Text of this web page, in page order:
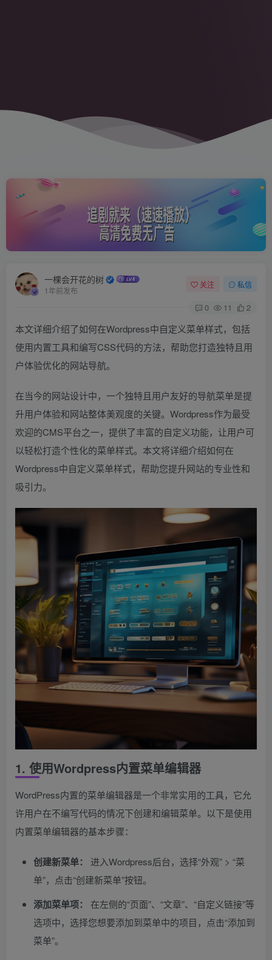
一棵会开花的树
1年前发布
关注 私信
0 11 2
本文详细介绍了如何在Wordpress中自定义菜单样式，包括
使用内置工具和编写CSS代码的方法，帮助您打造独特且用
户体验优化的网站导航。
在当今的网站设计中，一个独特且用户友好的导航菜单是提
升用户体验和网站整体美观度的关键。Wordpress作为最受
欢迎的CMS平台之一，提供了丰富的自定义功能，让用户可
以轻松打造个性化的菜单样式。本文将详细介绍如何在
Wordpress中自定义菜单样式，帮助您提升网站的专业性和
吸引力。
1. 使用Wordpress内置菜单编辑器
WordPress内置的菜单编辑器是一个非常实用的工具，它允
许用户在不编写代码的情况下创建和编辑菜单。以下是使用
内置菜单编辑器的基本步骤：
创建新菜单：
进入Wordpress后台，选择“外观” > “菜
单”，点击“创建新菜单”按钮。
添加菜单项：
在左侧的“页面”、“文章”、“自定义链接”等
选项中，选择您想要添加到菜单中的项目，点击“添加到
菜单”。